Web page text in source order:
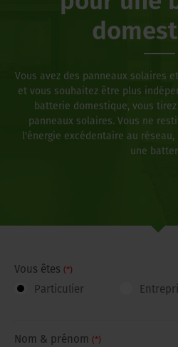
Vous avez des panneaux solaires
et vous souhaitez être plus
batterie domestique, vous
panneaux solaires. Vous ne
l'énergie excédentaire au
une
Vous êtes (*)
Particulier
Nom & prénom (*)